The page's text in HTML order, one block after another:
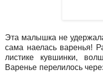
Эта малышка не
сама наелась варенья!
листике кувшинки,
Варенье перелилось